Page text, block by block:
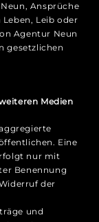
Ansprüche
Leib oder
Agentur Neun
gesetzlichen
Medien
Eine
nur mit
Benennung
der
und